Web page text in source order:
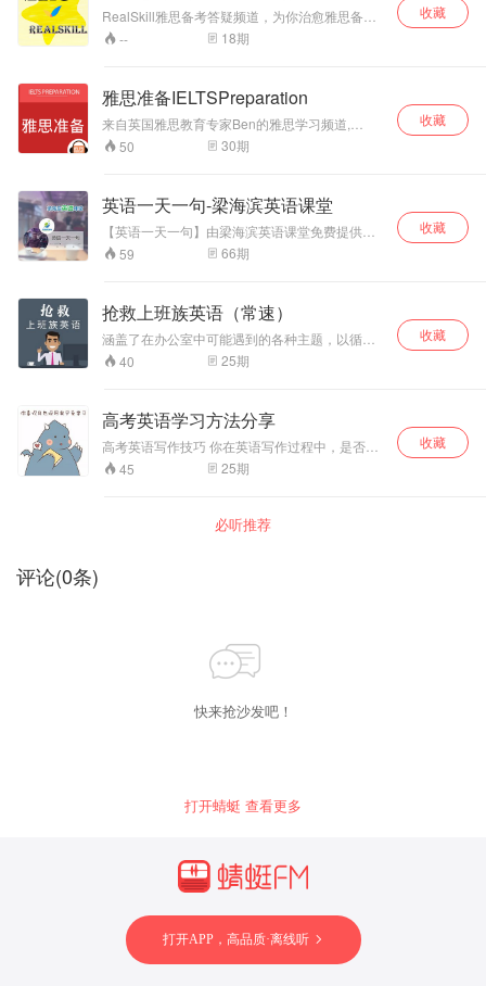
RealSkill雅思备考答疑频道，为你治愈雅思备考
中所有疑难杂症。
-- 18期
收藏
雅思准备IELTSPreparation
来自英国雅思教育专家Ben的雅思学习频道,
wechat official account: English Exam
Podcast。提供新鲜丰富的资料，标准答案，学习
程。
50 30期
收藏
英语一天一句-梁海滨英语课堂
【英语一天一句】由梁海滨英语课堂免费提供。
每天为广大英语学习者提供轻松方便的英语学习
材料。欢迎关注官方微信公众号“英语一天一练"学
59 66期
收藏
抢救上班族英语（常速）
涵盖了在办公室中可能遇到的各种主题，以循序
渐进的方式，帮助大家学习实用的职场英语
40 25期
收藏
高考英语学习方法分享
高考英语写作技巧 你在英语写作过程中，是否遇
到： 1、你的单词量少，写不完； 2、语法结构模
糊； 3、句型不够优美； 4、每次考试下来，作文
法，教你如何写作，让你的写作突破高分；请评
论问题，老师帮助解答，助力你英语高分突破。
45 25期
收藏
必听推荐
评论(0条)
快来抢沙发吧！
打开蜻蜓 查看更多
打开APP，高品质·离线听